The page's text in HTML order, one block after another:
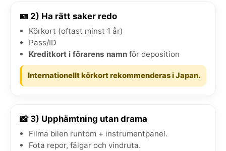
🪪 2) Ha rätt saker redo
Körkort (oftast minst 1 år)
Pass/ID
Kreditkort i förarens namn för deposition
Internationellt körkort rekommenderas i Japan.
📸 3) Upphämtning utan drama
Filma bilen runtom + instrumentpanel.
Fota repor, fälgar och vindruta.